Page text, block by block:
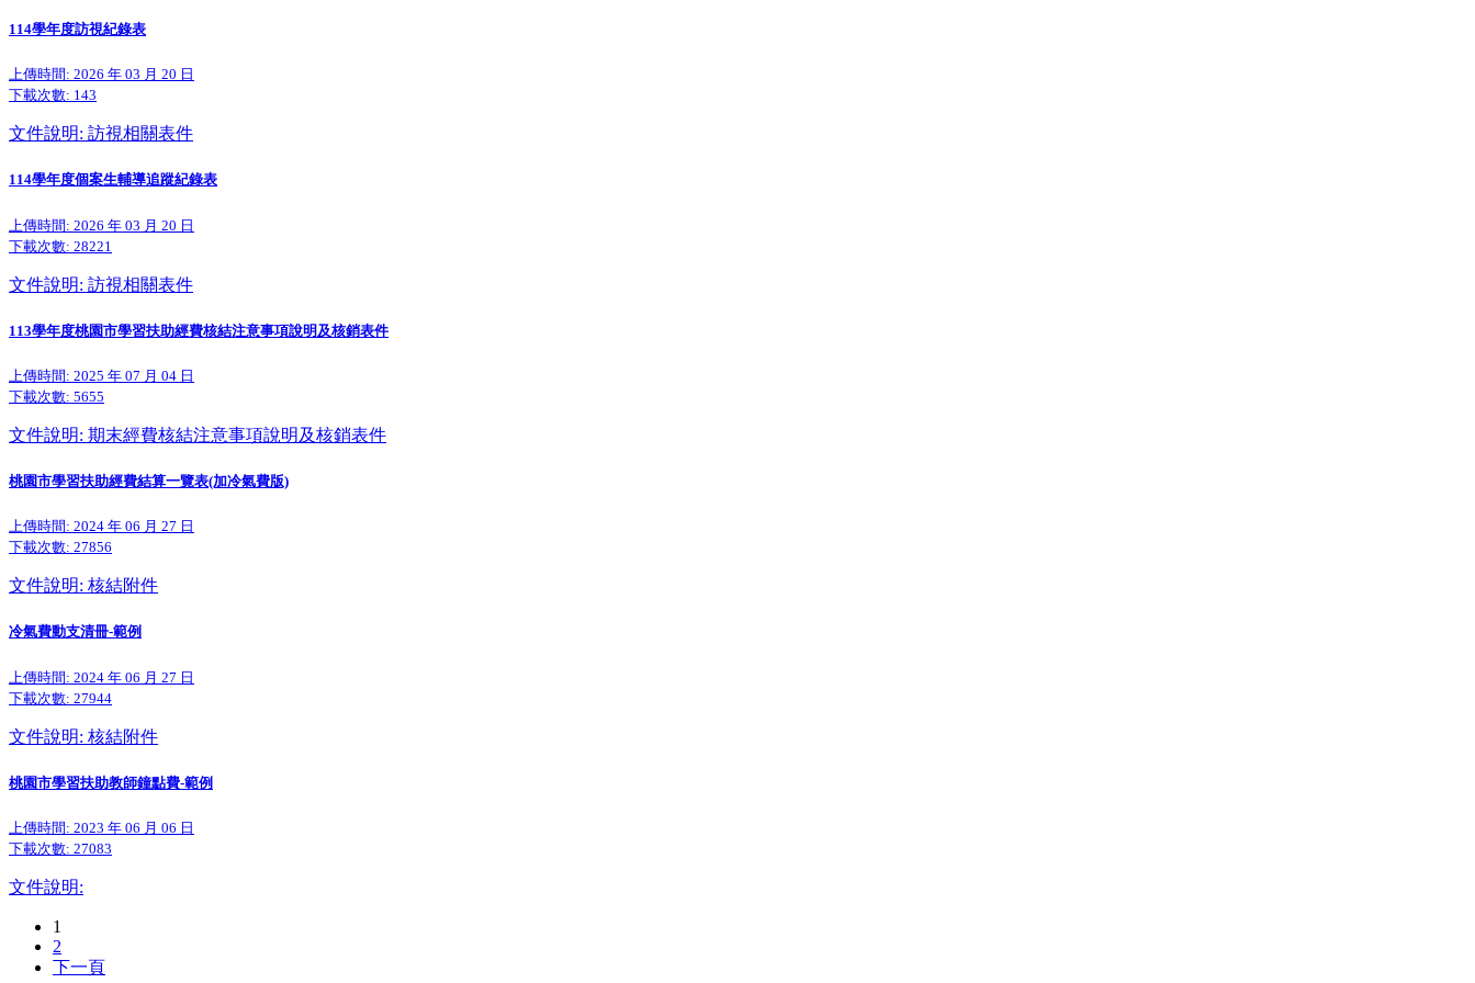
114學年度訪視紀錄表
上傳時間: 2026 年 03 月 20 日
下載次數: 143
文件說明: 訪視相關表件
114學年度個案生輔導追蹤紀錄表
上傳時間: 2026 年 03 月 20 日
下載次數: 28221
文件說明: 訪視相關表件
113學年度桃園市學習扶助經費核結注意事項說明及核銷表件
上傳時間: 2025 年 07 月 04 日
下載次數: 5655
文件說明: 期末經費核結注意事項說明及核銷表件
桃園市學習扶助經費結算一覽表(加冷氣費版)
上傳時間: 2024 年 06 月 27 日
下載次數: 27856
文件說明: 核結附件
冷氣費動支清冊-範例
上傳時間: 2024 年 06 月 27 日
下載次數: 27944
文件說明: 核結附件
桃園市學習扶助教師鐘點費-範例
上傳時間: 2023 年 06 月 06 日
下載次數: 27083
文件說明:
1
2
下一頁